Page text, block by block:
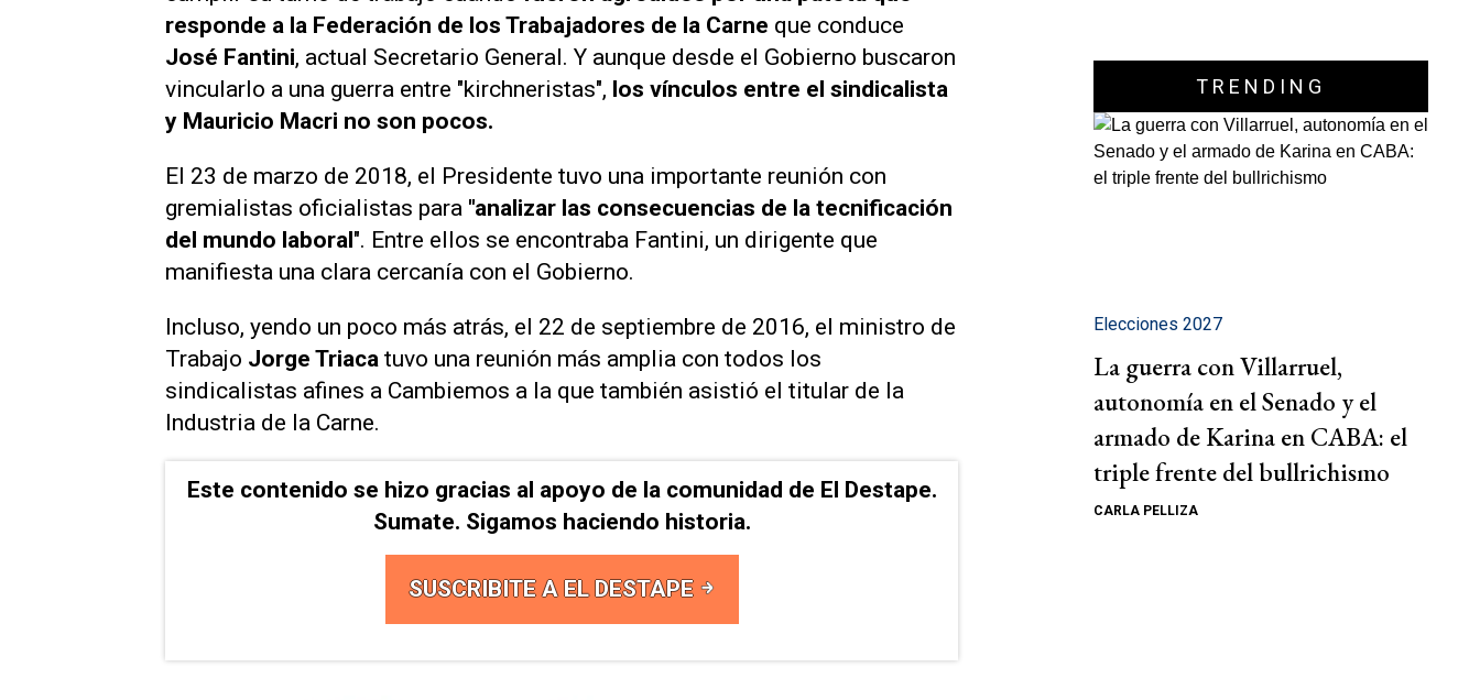
responde a la Federación de los Trabajadores de la Carne que conduce
José Fantini, actual Secretario General. Y aunque desde el Gobierno buscaron
vincularlo a una guerra entre "kirchneristas", los vínculos entre el sindicalista
y Mauricio Macri no son pocos.
El 23 de marzo de 2018, el Presidente tuvo una importante reunión con
gremialistas oficialistas para "analizar las consecuencias de la tecnificación
del mundo laboral". Entre ellos se encontraba Fantini, un dirigente que
manifiesta una clara cercanía con el Gobierno.
Incluso, yendo un poco más atrás, el 22 de septiembre de 2016, el ministro de
Trabajo Jorge Triaca tuvo una reunión más amplia con todos los
sindicalistas afines a Cambiemos a la que también asistió el titular de la
Industria de la Carne.
Este contenido se hizo gracias al apoyo de la comunidad de El Destape.
Sumate. Sigamos haciendo historia.
SUSCRIBITE A EL DESTAPE
TRENDING
Elecciones 2027
La guerra con Villarruel,
autonomía en el Senado y el
armado de Karina en CABA: el
triple frente del bullrichismo
CARLA PELLIZA